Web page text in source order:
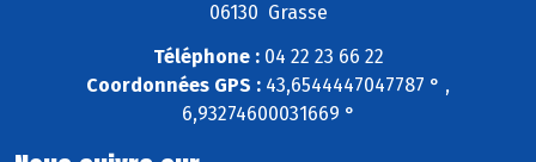
06130 Grasse
Téléphone :04 22 23 66 22
Coordonnées GPS : 43,6544447047787 ° ,
6,93274600031669 °